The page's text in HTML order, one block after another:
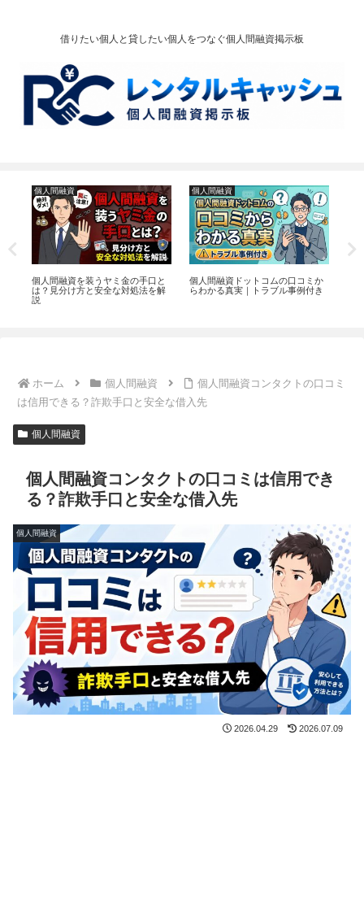
借りたい個人と貸したい個人をつなぐ個人間融資掲示板
個人間融資
個人間融資を装うヤミ金の手口と
は？見分け方と安全な対処法を解
説
個人間融資
個人間融資ドットコムの口コミか
らわかる真実｜トラブル事例付き
ホーム 個人間融資
個人間融資コンタクトの口コミ
は信用できる？詐欺手口と安全な借入先
個人間融資
個人間融資コンタクトの口コミは信用でき
る？詐欺手口と安全な借入先
個人間融資
2026.04.29 2026.07.09